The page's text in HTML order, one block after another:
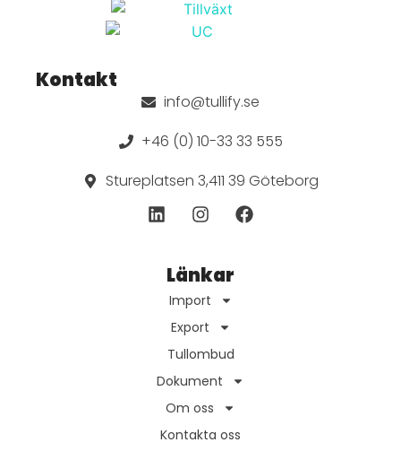
Kontakt
info@tullify.se
+46 (0) 10-33 33 555
Stureplatsen 3,411 39 Göteborg
Länkar
Import
Export
Tullombud
Dokument
Om oss
Kontakta oss